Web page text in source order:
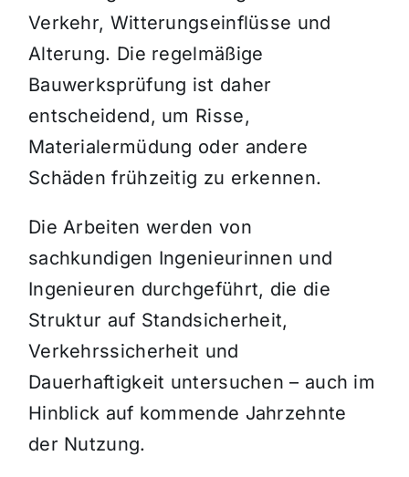
Verkehr, Witterungseinflüsse und
Alterung. Die regelmäßige
Bauwerksprüfung ist daher
entscheidend, um Risse,
Materialermüdung oder andere
Schäden frühzeitig zu erkennen.
Die Arbeiten werden von
sachkundigen Ingenieurinnen und
Ingenieuren durchgeführt, die die
Struktur auf Standsicherheit,
Verkehrssicherheit und
Dauerhaftigkeit untersuchen – auch im
Hinblick auf kommende Jahrzehnte
der Nutzung.